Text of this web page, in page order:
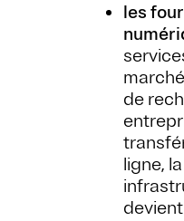
les
de
ligne,